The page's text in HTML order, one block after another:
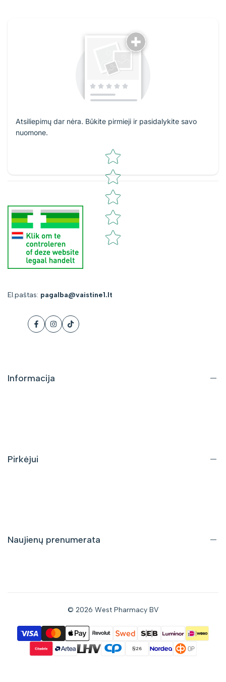
Atsiliepimų dar nėra. Būkite pirmieji ir pasidalykite savo
nuomone.
Star rating
El.paštas: pagalba@vaistine1.lt
Facebook
Instagram
Tiktok
Informacija
Pirkėjui
Naujienų prenumerata
Sutinku gauti naujienas el. paštu
© 2026 West Pharmacy BV